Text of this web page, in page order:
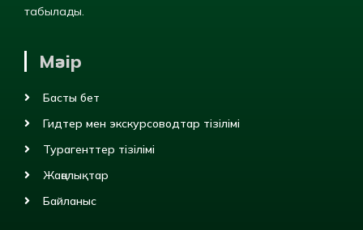
табылады.
Мәзір
Басты бет
Гидтер мен экскурсоводтар тізілімі
Турагенттер тізілімі
Жаңалықтар
Байланыс